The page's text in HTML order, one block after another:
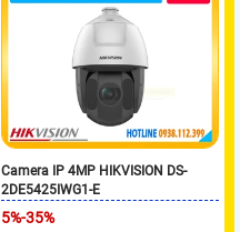
Camera IP 4MP HIKVISION DS-
2DE5425IWG1-E
5%-35%